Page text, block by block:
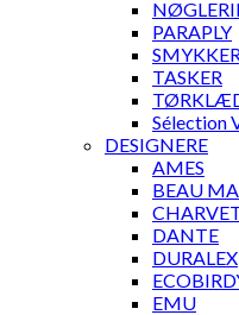
PARAPLY
TASKER
Sélection
DESIGNERE
AMES
BEAU
DANTE
DURALEX
EMU